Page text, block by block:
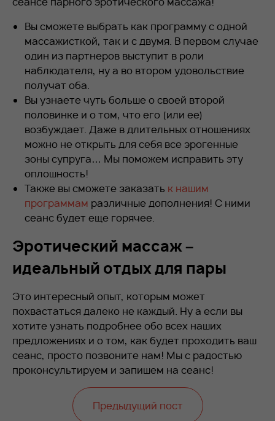
Вы сможете выбрать как программу с одной
массажисткой, так и с двумя. В первом случае
один из партнеров выступит в роли
наблюдателя, ну а во втором удовольствие
получат оба.
Вы узнаете чуть больше о своей второй
половинке и о том, что его (или ее)
возбуждает. Даже в длительных отношениях
можно не открыть для себя все эрогенные
зоны супруга… Мы поможем исправить эту
оплошность!
Также вы сможете заказать к нашим
программам различные дополнения! С ними
сеанс будет еще горячее.
Эротический массаж –
идеальный отдых для пары
Это интересный опыт, которым может
похвастаться далеко не каждый. Ну а если вы
хотите узнать подробнее обо всех наших
предложениях и о том, как будет проходить ваш
сеанс, просто позвоните нам! Мы с радостью
проконсультируем и запишем на сеанс!
Предыдущий пост